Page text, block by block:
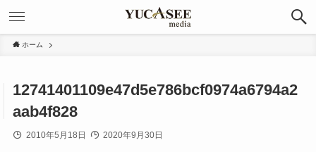
ホーム
12741401109e47d5e786bcf0974a6794a2
aab4f828
2010年5月18日 2020年9月30日